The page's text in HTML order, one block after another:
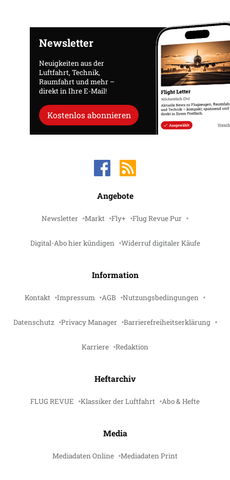
Newsletter
Neuigkeiten aus der
Luftfahrt, Technik,
Raumfahrt und mehr –
direkt in Ihre E-Mail!
Kostenlos abonnieren
Angebote
Newsletter Markt Fly+ Flug Revue Pur
Digital-Abo hier kündigen Widerruf digitaler Käufe
Information
Kontakt Impressum AGB Nutzungsbedingungen
Datenschutz Privacy Manager Barrierefreiheitserklärung
Karriere Redaktion
Heftarchiv
FLUG REVUE Klassiker der Luftfahrt Abo & Hefte
Media
Mediadaten Online Mediadaten Print